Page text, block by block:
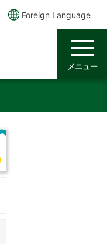
Foreign Language
メニュー